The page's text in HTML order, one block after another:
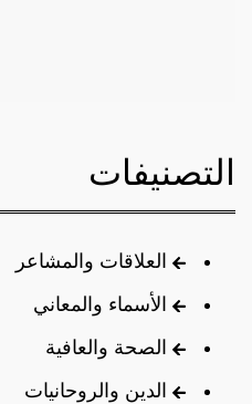
التصنيفات
العلاقات والمشاعر
الأسماء والمعاني
الصحة والعافية
الدين والروحانيات